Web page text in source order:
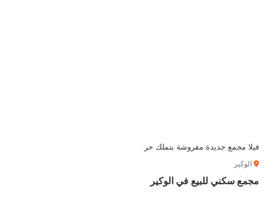
فيلا مجمع جديدة مفروشة بتملك حر
الوكير
مجمع سكني للبيع في الوكير